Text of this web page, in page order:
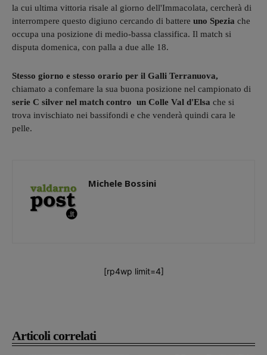
Articoli correlati
la cui ultima vittoria risale al giorno dell'Immacolata, cercherà di
interrompere questo digiuno cercando di battere uno Spezia che
occupa una posizione di medio-bassa classifica. Il match si
disputa domenica, con palla a due alle 18.
Stesso giorno e stesso orario per il Galli Terranuova,
chiamato a confemare la sua buona posizione nel campionato di
serie C silver nel match contro un Colle Val d'Elsa che si
trova invischiato nei bassifondi e che venderà quindi cara le
pelle.
Michele Bossini
[rp4wp limit=4]